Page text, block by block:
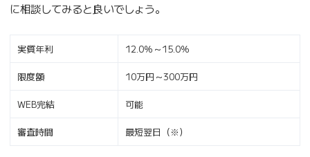
に相談してみると良いでしょう。
実質年利 12.0％～15.0％
限度額 10万円～300万円
WEB完結 可能
審査時間 最短翌日（※）